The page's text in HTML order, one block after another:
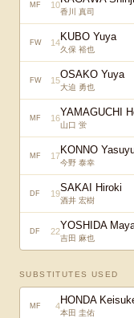
MF 10
香川 真司
FW 14KUBO Yuya
久保 裕也
FW 15OSAKO Yuya
大迫 勇也
MF 16YAMAGUCHI
山口 蛍
MF 17KONNO
今野 泰幸
DF 19SAKAI Hiroki
酒井 宏樹
DF 22YOSHIDA
吉田 麻也
SUBSTITUTES USED
MF 4HONDA
本田 圭佑